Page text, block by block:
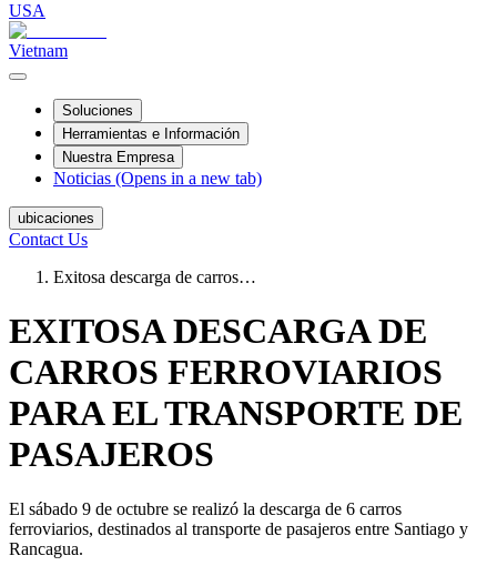
USA
Vietnam
Soluciones
Herramientas e Información
Nuestra Empresa
Noticias (Opens in a new tab)
ubicaciones
Contact Us
Exitosa descarga de carros…
EXITOSA DESCARGA DE
CARROS FERROVIARIOS
PARA EL TRANSPORTE DE
PASAJEROS
El sábado 9 de octubre se realizó la descarga de 6 carros
ferroviarios, destinados al transporte de pasajeros entre Santiago y
Rancagua.